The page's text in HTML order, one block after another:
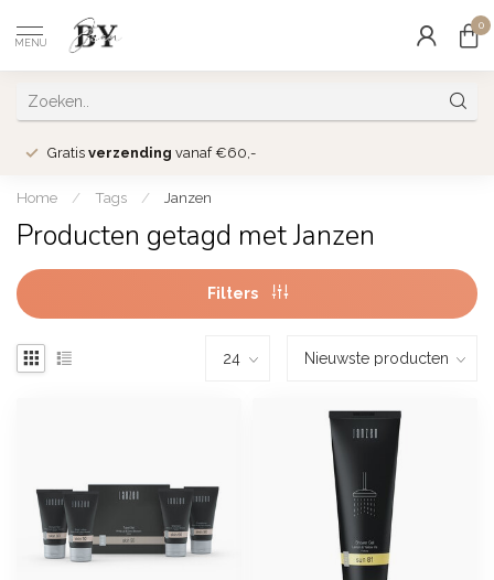
MENU
0
Gratis verzending vanaf €60,-
Home / Tags / Janzen
Producten getagd met Janzen
Filters